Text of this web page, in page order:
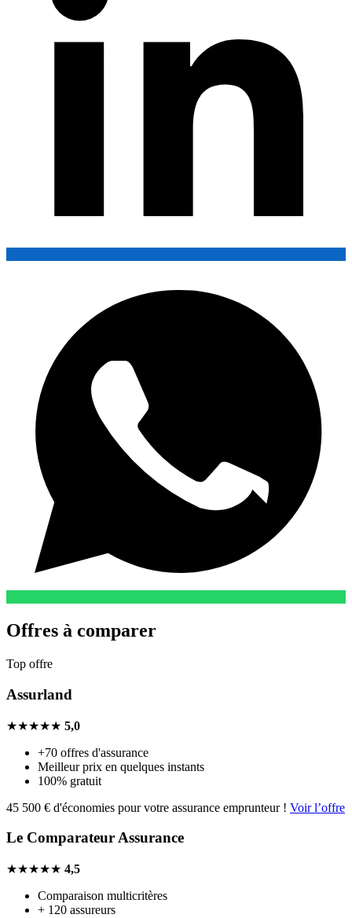
Offres à comparer
Top offre
Assurland
★★★★★ 5,0
+70 offres d'assurance
Meilleur prix en quelques instants
100% gratuit
45 500 € d'économies pour votre assurance emprunteur ! Voir l’offre
Le Comparateur Assurance
★★★★★ 4,5
Comparaison multicritères
+ 120 assureurs